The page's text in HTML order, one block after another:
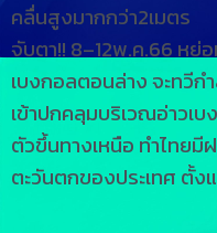
คลื่นสูงมากกว่า2เมตร
จับตา!! 8–12พ.ค.66 หย่
เบงกอลตอนล่าง จะทวีก
เข้าปกคลุมบริเวณอ่าวเ
ตัวขึ้นทางเหนือ ทำไทยมี
ตะวันตกของประเทศ ตั้ง